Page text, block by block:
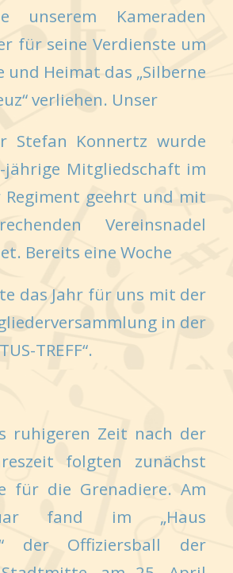
unserem Kameraden
für seine Verdienste um
und Heimat das „Silberne
verliehen. Unser
Stefan Konnertz wurde
jährige Mitgliedschaft im
Regiment geehrt und mit
Vereinsnadel
Bereits eine Woche
das Jahr für uns mit der
in der
TREFF“.
ruhigeren Zeit nach der
folgten zunächst
für die Grenadiere. Am
fand im „Haus
der Offiziersball der